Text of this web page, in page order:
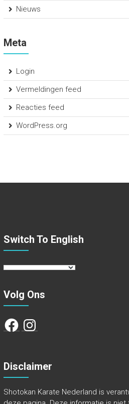
Nieuws
Meta
Login
Vermeldingen feed
Reacties feed
WordPress.org
Switch To English
Volg Ons
FacebookInstagram
Disclaimer
Shotokan Karate Nederland is